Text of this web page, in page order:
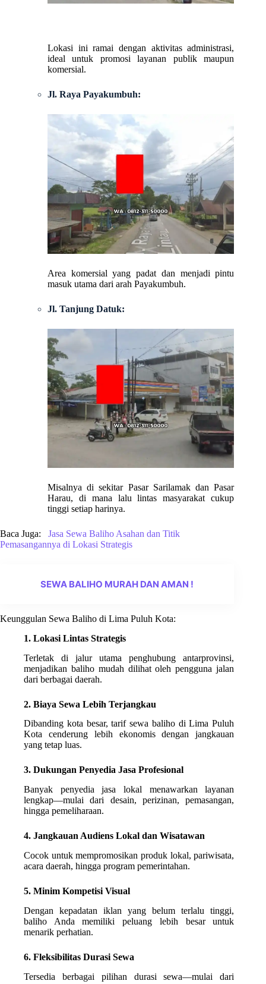
Lokasi ini ramai dengan aktivitas administrasi,
ideal untuk promosi layanan publik maupun
komersial.
Jl. Raya Payakumbuh:
Area komersial yang padat dan menjadi pintu
masuk utama dari arah Payakumbuh.
Jl. Tanjung Datuk:
Misalnya di sekitar Pasar Sarilamak dan Pasar
Harau, di mana lalu lintas masyarakat cukup
tinggi setiap harinya.
Baca Juga: Jasa Sewa Baliho Asahan dan Titik
Pemasangannya di Lokasi Strategis
SEWA BALIHO MURAH DAN AMAN !
Keunggulan Sewa Baliho di Lima Puluh Kota:
1. Lokasi Lintas Strategis
Terletak di jalur utama penghubung antarprovinsi,
menjadikan baliho mudah dilihat oleh pengguna jalan
dari berbagai daerah.
2. Biaya Sewa Lebih Terjangkau
Dibanding kota besar, tarif sewa baliho di Lima Puluh
Kota cenderung lebih ekonomis dengan jangkauan
yang tetap luas.
3. Dukungan Penyedia Jasa Profesional
Banyak penyedia jasa lokal menawarkan layanan
lengkap—mulai dari desain, perizinan, pemasangan,
hingga pemeliharaan.
4. Jangkauan Audiens Lokal dan Wisatawan
Cocok untuk mempromosikan produk lokal, pariwisata,
acara daerah, hingga program pemerintahan.
5. Minim Kompetisi Visual
Dengan kepadatan iklan yang belum terlalu tinggi,
baliho Anda memiliki peluang lebih besar untuk
menarik perhatian.
6. Fleksibilitas Durasi Sewa
Tersedia berbagai pilihan durasi sewa—mulai dari